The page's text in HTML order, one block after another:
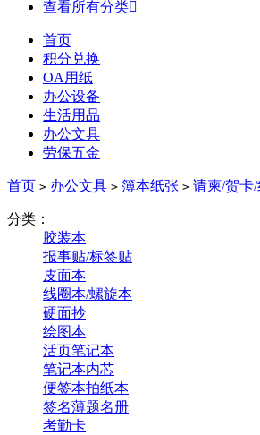
查看所有分类
首页
积分兑换
OA用纸
办公设备
生活用品
办公文具
劳保五金
首页 > 办公文具 > 簿本纸张 > 请柬/贺卡
分类：
胶装本
报事贴/标签贴
皮面本
线圈本/螺旋本
硬面抄
绘图本
活页笔记本
笔记本内芯
便签本拍纸本
签名薄题名册
考勤卡